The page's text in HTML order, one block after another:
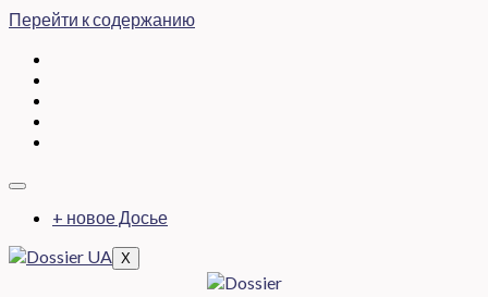
Перейти к содержанию
+ новое Досье
X